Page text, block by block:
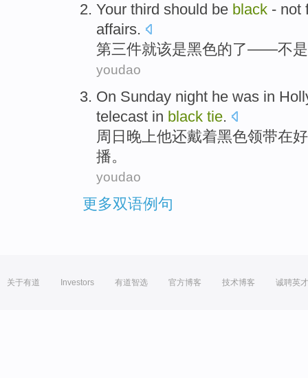
Your third should be black - not
affairs.
第三件就该是黑色的了——不是
youdao
On Sunday night he was in
telecast in black tie.
周日 晚上他还戴着黑色领带在
播。
youdao
更多双语例句
关于有道 Investors 有道智选 官方博客 技术博客 诚聘英才